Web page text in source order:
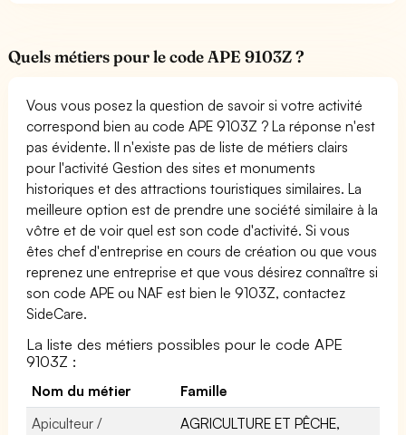
Quels métiers pour le code APE 9103Z ?
Vous vous posez la question de savoir si votre activité
correspond bien au code APE 9103Z ? La réponse n'est
pas évidente. Il n'existe pas de liste de métiers clairs
pour l'activité Gestion des sites et monuments
historiques et des attractions touristiques similaires. La
meilleure option est de prendre une société similaire à la
vôtre et de voir quel est son code d'activité. Si vous
êtes chef d'entreprise en cours de création ou que vous
reprenez une entreprise et que vous désirez connaître si
son code APE ou NAF est bien le 9103Z, contactez
SideCare.
La liste des métiers possibles pour le code APE
9103Z :
Nom du métier
Famille
Apiculteur /
AGRICULTURE ET PÊCHE,